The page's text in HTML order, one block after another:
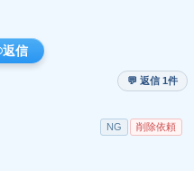
返信
💬 返信 1件
NG 削除依頼